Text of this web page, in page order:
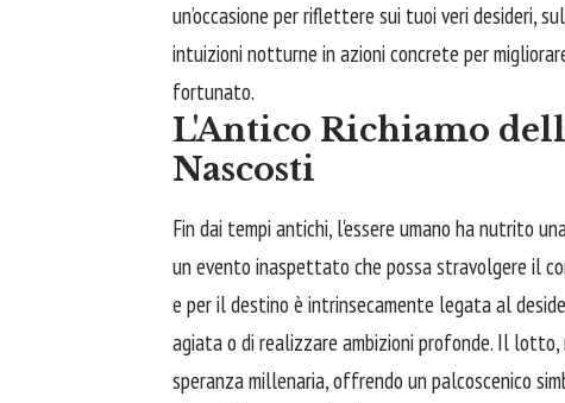
un’occasione per riflettere sui tuoi veri desideri,
intuizioni notturne in azioni concrete per
fortunato.
L'Antico Richiamo
Nascosti
Fin dai tempi antichi, l'essere umano ha nutrito
un evento inaspettato che possa stravolgere il
e per il destino è intrinsecamente legata al
agiata o di realizzare ambizioni profonde. Il
speranza millenaria, offrendo un palcoscenico